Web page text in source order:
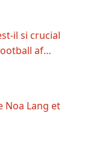
il si crucial
af…
Noa Lang et